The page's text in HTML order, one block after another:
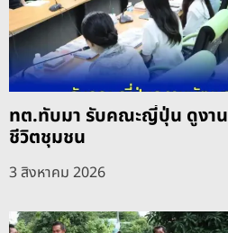
ทต.ทับมา รับคณะญี่ปุ่น ดูง
ชีวิตชุมชน
3 สิงหาคม 2026